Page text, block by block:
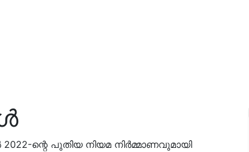
ന്റെ പുതിയ നിയമ നിര്‍മ്മാണവുമായി